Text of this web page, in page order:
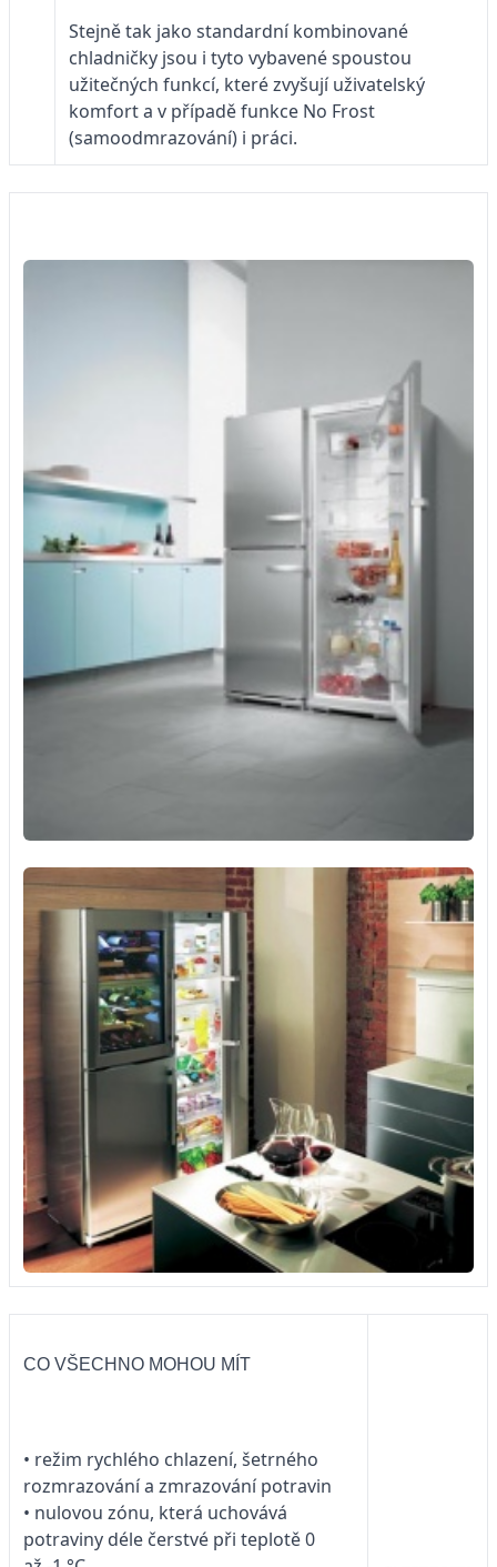
Stejně tak jako standardní kombinované
chladničky jsou i tyto vybavené spoustou
užitečných funkcí, které zvyšují uživatelský
komfort a v případě funkce No Frost
(samoodmrazování) i práci.
CO VŠECHNO MOHOU MÍT
• režim rychlého chlazení, šetrného
rozmrazování a zmrazování potravin
• nulovou zónu, která uchovává
potraviny déle čerstvé při teplotě 0